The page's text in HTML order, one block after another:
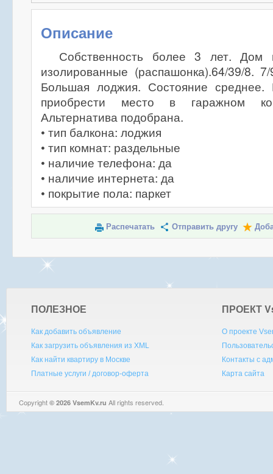
Описание
Собственность более 3 лет. Дом
изолированные (распашонка).64/39/8.
Большая лоджия. Состояние
приобрести место в гаражном
Альтернатива подобрана.
• тип балкона: лоджия
• тип комнат: раздельные
• наличие телефона: да
• наличие интернета: да
• покрытие пола: паркет
Распечатать Отправить другу
ПОЛЕЗНОЕ
Как добавить объявление
Как загрузить объявления из XML
Как найти квартиру в Москве
Платные услуги / договор-оферта
ПРОЕКТ V
О проекте
Контакты с
Карта сайта
Copyright © 2026 VsemKv.ru All rights reserved.